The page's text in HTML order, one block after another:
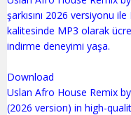
şarkısını 2026 versiyonu
kalitesinde MP3 olarak
indirme deneyimi yaşa.
Download
Uslan Afro House Remix
(2026 version) in high-